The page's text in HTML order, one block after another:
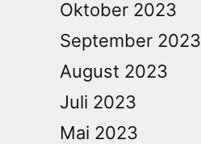
Oktober 2023
September 2023
August 2023
Juli 2023
Mai 2023